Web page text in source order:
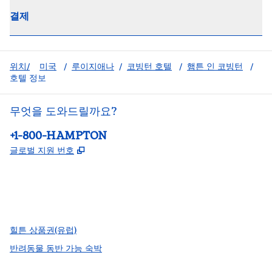
결제
위치/ 미국 / 루이지애나 / 코빙턴 호텔 / 햄튼 인 코빙턴
/
호텔 정보
무엇을 도와드릴까요?
전화:
+1-800-HAMPTON
글로벌 지원 번호 ,
힐튼 상품권(유럽)
반려동물 동반 가능 숙박